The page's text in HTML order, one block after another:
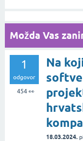
Možda Vas
1
odgovor
454👀
Na
18.03.2024.